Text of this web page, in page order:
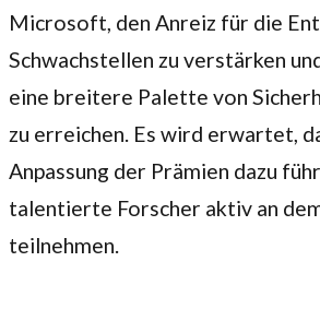
Microsoft, den Anreiz für die
Schwachstellen zu verstärken
eine breitere Palette von
zu erreichen. Es wird erwartet,
Anpassung der Prämien dazu
talentierte Forscher aktiv an
teilnehmen.